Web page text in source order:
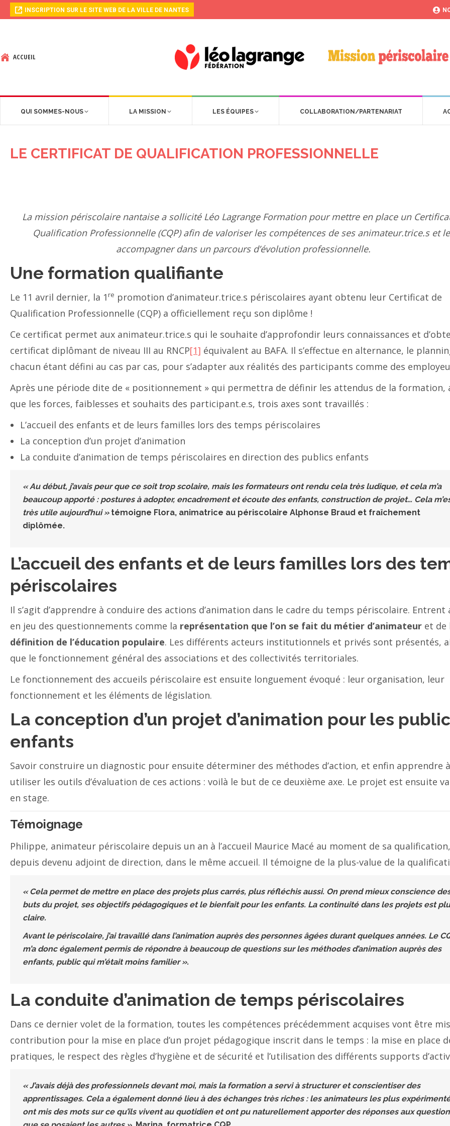
INSCRIPTION SUR LE SITE WEB DE LA VILLE DE NANTES
ACCUEIL
QUI SOMMES-NOUS LA MISSION LES ÉQUIPES COLLABORATION/PARTENARIAT
LE CERTIFICAT DE QUALIFICATION PROFESSIONNELLE
La mission périscolaire nantaise a sollicité Léo Lagrange Formation pour mettre en place un
Qualification Professionnelle (CQP) afin de valoriser les compétences de ses animateur.trice.s et
accompagner dans un parcours d’évolution professionnelle.
Une formation qualifiante
Le 11 avril dernier, la 1re promotion d’animateur.trice.s périscolaires ayant obtenu leur Certificat de
Qualification Professionnelle (CQP) a officiellement reçu son diplôme !
Ce certificat permet aux animateur.trice.s qui le souhaite d’approfondir leurs connaissances et
certificat diplômant de niveau III au RNCP[1] équivalent au BAFA. Il s’effectue en alternance, le
chacun étant défini au cas par cas, pour s’adapter aux réalités des participants comme des
Après une période dite de « positionnement » qui permettra de définir les attendus de la formation,
que les forces, faiblesses et souhaits des participant.e.s, trois axes sont travaillés :
L’accueil des enfants et de leurs familles lors des temps périscolaires
La conception d’un projet d’animation
La conduite d’animation de temps périscolaires en direction des publics enfants
« Au début, j’avais peur que ce soit trop scolaire, mais les formateurs ont rendu cela très ludique, et cela m’a
beaucoup apporté : postures à adopter, encadrement et écoute des enfants, construction de projet… Cela
très utile aujourd’hui » témoigne Flora, animatrice au périscolaire Alphonse Braud et fraîchement
diplômée.
L’accueil des enfants et de leurs familles lors des
périscolaires
Il s’agit d’apprendre à conduire des actions d’animation dans le cadre du temps périscolaire. Entrent
en jeu des questionnements comme la représentation que l’on se fait du métier d’animateur et de
définition de l’éducation populaire. Les différents acteurs institutionnels et privés sont présentés,
que le fonctionnement général des associations et des collectivités territoriales.
Le fonctionnement des accueils périscolaire est ensuite longuement évoqué : leur organisation, leur
fonctionnement et les éléments de législation.
La conception d’un projet d’animation pour les
enfants
Savoir construire un diagnostic pour ensuite déterminer des méthodes d’action, et enfin apprendre à
utiliser les outils d’évaluation de ces actions : voilà le but de ce deuxième axe. Le projet est ensuite
en stage.
Témoignage
Philippe, animateur périscolaire depuis un an à l’accueil Maurice Macé au moment de sa
depuis devenu adjoint de direction, dans le même accueil. Il témoigne de la plus-value de la
« Cela permet de mettre en place des projets plus carrés, plus réfléchis aussi. On prend mieux conscience
buts du projet, ses objectifs pédagogiques et le bienfait pour les enfants. La continuité dans les projets est
claire.
Avant le périscolaire, j’ai travaillé dans l’animation auprès des personnes âgées durant quelques années. Le
m’a donc également permis de répondre à beaucoup de questions sur les méthodes d’animation auprès des
enfants, public qui m’était moins familier ».
La conduite d’animation de temps périscolaires
Dans ce dernier volet de la formation, toutes les compétences précédemment acquises vont être
contribution pour la mise en place d’un projet pédagogique inscrit dans le temps : la mise en place
pratiques, le respect des règles d’hygiène et de sécurité et l’utilisation des différents supports
« J’avais déjà des professionnels devant moi, mais la formation a servi à structurer et conscientiser des
apprentissages. Cela a également donné lieu à des échanges très riches : les animateurs les plus
ont mis des mots sur ce qu’ils vivent au quotidien et ont pu naturellement apporter des réponses aux